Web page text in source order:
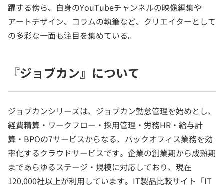
躍する傍ら、自身のYouTubeチャンネルの映像編集や
アートデザイン、コラムの執筆など、クリエイターとして
の多彩な一面も注目を集めている。
『ジョブカン』について
ジョブカンシリーズは、ジョブカン勤怠管理を始めとし、
経費精算・ワークフロー・採用管理・労務HR・給与計
算・BPOの7サービスからなる、バックオフィス業務を効
率化するクラウドサービスです。企業の創業期から成熟期
まであらゆるステージ・規模に対応しており、現在
120,000社以上が利用しています。IT製品比較サイト「IT